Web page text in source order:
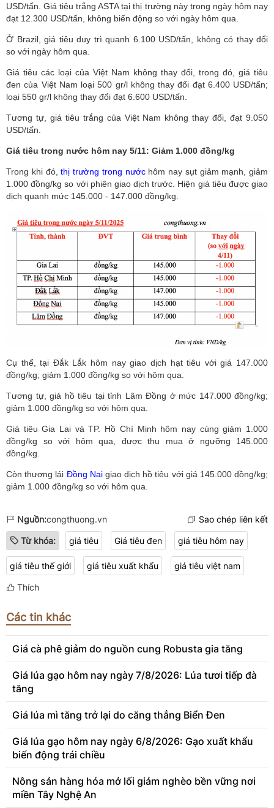
USD/tấn. Giá tiêu trắng ASTA tại thị trường này trong ngày hôm nay
đạt 12.300 USD/tấn, không biến động so với ngày hôm qua.
Ở Brazil, giá tiêu duy trì quanh 6.100 USD/tấn, không có thay đổi
so với ngày hôm qua.
Giá tiêu các loại của Việt Nam không thay đổi, trong đó, giá tiêu
đen của Việt Nam loại 500 gr/l không thay đổi đạt 6.400 USD/tấn;
loại 550 gr/l không thay đổi đạt 6.600 USD/tấn.
Tương tự, giá tiêu trắng của Việt Nam không thay đổi, đạt 9.050
USD/tấn.
Giá tiêu trong nước hôm nay 5/11: Giảm 1.000 đồng/kg
Trong khi đó,thị trường trong nước hôm nay sụt giảm mạnh, giảm
1.000 đồng/kg so với phiên giao dịch trước. Hiện giá tiêu được giao
dịch quanh mức 145.000 - 147.000 đồng/kg.
Cụ thể, tại Đắk Lắk hôm nay giao dịch hạt tiêu với giá 147.000
đồng/kg; giảm 1.000 đồng/kg so với hôm qua.
Tương tự, giá hồ tiêu tại tỉnh Lâm Đồng ở mức 147.000 đồng/kg;
giảm 1.000 đồng/kg so với hôm qua.
Giá tiêu Gia Lai và TP. Hồ Chí Minh hôm nay cùng giảm 1.000
đồng/kg so với hôm qua, được thu mua ở ngưỡng 145.000
đồng/kg.
Còn thương lái Đồng Naigiao dịch hồ tiêu với giá 145.000 đồng/kg;
giảm 1.000 đồng/kg so với hôm qua.
Nguồn:congthuong.vn Sao chép liên kết
Từ khóa: giá tiêu Giá tiêu đen giá tiêu hôm nay
giá tiêu thế giới giá tiêu xuất khẩu giá tiêu việt nam
Thích
Các tin khác
Giá cà phê giảm do nguồn cung Robusta gia tăng
Giá lúa gạo hôm nay ngày 7/8/2026: Lúa tươi tiếp đà
tăng
Giá lúa mì tăng trở lại do căng thẳng Biển Đen
Giá lúa gạo hôm nay ngày 6/8/2026: Gạo xuất khẩu
biến động trái chiều
Nông sản hàng hóa mở lối giảm nghèo bền vững nơi
miền Tây Nghệ An